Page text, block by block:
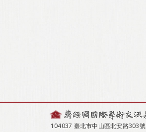
104037 臺北市中山區北安路303號